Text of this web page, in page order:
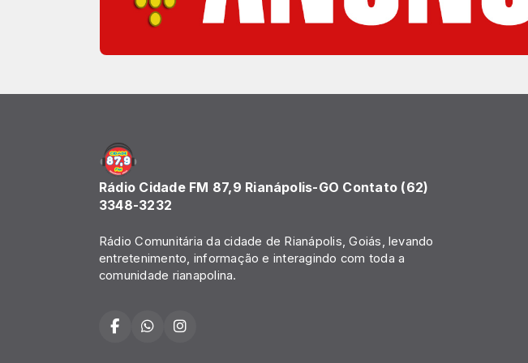
Rádio Cidade FM 87,9 Rianápolis-GO Contato (62)
3348-3232
Rádio Comunitária da cidade de Rianápolis, Goiás, levando
entretenimento, informação e interagindo com toda a
comunidade rianapolina.